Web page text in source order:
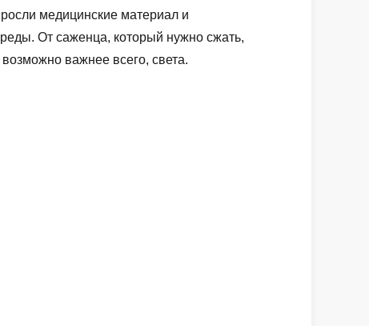
медицинские материал и
От саженца, который нужно сжать,
важнее всего, света.